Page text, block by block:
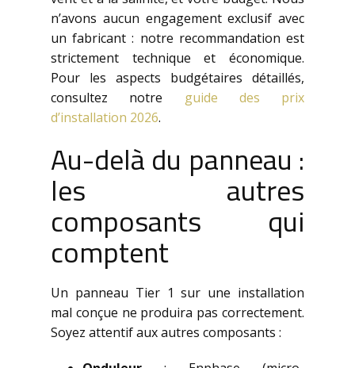
n’avons aucun engagement exclusif avec
un fabricant : notre recommandation est
strictement technique et économique.
Pour les aspects budgétaires détaillés,
consultez notre guide des prix
d’installation 2026.
Au-delà du panneau :
les autres
composants qui
comptent
Un panneau Tier 1 sur une installation
mal conçue ne produira pas correctement.
Soyez attentif aux autres composants :